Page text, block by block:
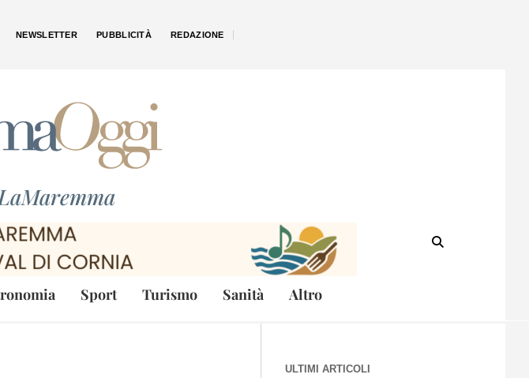
NEWSLETTER PUBBLICITÀ REDAZIONE
Sport Turismo Sanità Altro
ULTIMI ARTICOLI